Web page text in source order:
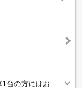
台の方にはお二